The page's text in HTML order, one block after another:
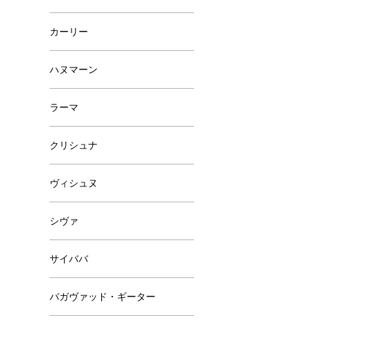
カーリー
ハヌマーン
ラーマ
クリシュナ
ヴィシュヌ
シヴァ
サイババ
バガヴァッド・ギーター